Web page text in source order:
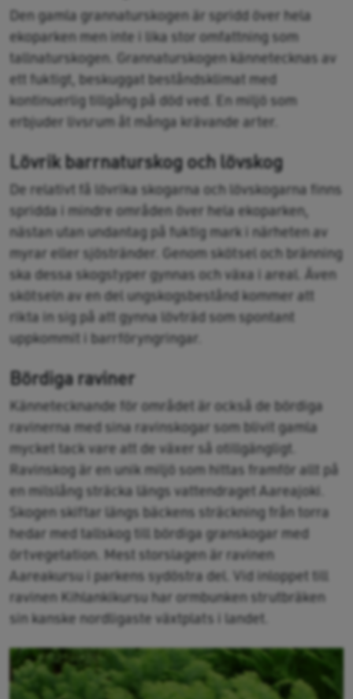
Den gamla grannaturskogen är spridd över hela
ekoparken men inte i lika stor omfattning som
tallnaturskogen. Grannaturskogen kännetecknas av
ett fuktigt, beskuggat beståndsklimat med
kontinuerlig tillgång på död ved. En miljö som
erbjuder livsrum åt många krävande arter.
Lövrik barrnaturskog och lövskog
De relativt få lövrika skogarna och lövskogarna finns
spridda i mindre områden över hela ekoparken,
nästan utan undantag på fuktig mark i närheten av
myrar eller sjöstränder. Genom skötsel och bränning
ska dessa skogstyper gynnas och växa i areal. Även
skötseln av en del ungskogsbestånd kommer att
rikta in sig på att gynna lövträd som spontant
uppkommit i barrföryngringar.
Bördiga raviner
Kännetecknande för området är också de bördiga
ravinerna med sina ravinskogar som blivit gamla
mycket tack vare att de växer så otillgängligt.
Ravinskog är en unik miljö som hittas framför allt på
en milslång sträcka längs vattendraget Aareajoki.
Skogen skiftar längs bäckens sträckning från torra
hedar med tallskog till bördiga granskogar med
örtvegetation. Mest storslagen är ravinen
Aareakursu i parkens sydöstra del. Vid inloppet till
ravinen Kihlankikursu har ormbunken strutbräken
sin kanske nordligaste växtplats i landet.